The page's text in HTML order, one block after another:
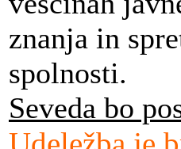
znanja in
spolnosti.
Seveda bo